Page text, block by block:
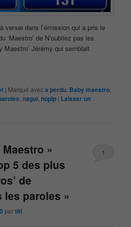
venue dans l’émission qui a pris le
‘Maestro’ de N’oubliez pas les
Maestro’ Jérémy qui semblait
| Marqué aveca perdu Baby maestro
nagui noplp | Laisser un
»
5 des plus
de
les paroles »
partiti
1